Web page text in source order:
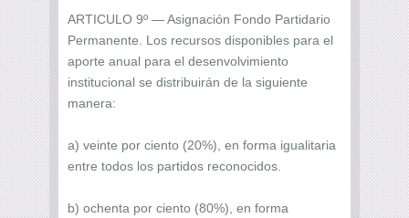
ARTICULO 9º — Asignación Fondo Partidario
Permanente. Los recursos disponibles para el
aporte anual para el desenvolvimiento
institucional se distribuirán de la siguiente
manera:
a) veinte por ciento (20%), en forma igualitaria
entre todos los partidos reconocidos.
b) ochenta por ciento (80%), en forma